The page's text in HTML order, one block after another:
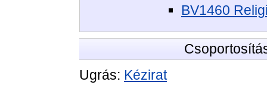
BV1460
Ugrás: Kézirat